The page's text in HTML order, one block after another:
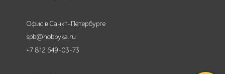
Офис в Санкт-Петербурге
spb@hobbyka.ru
+7 812 649-03-73